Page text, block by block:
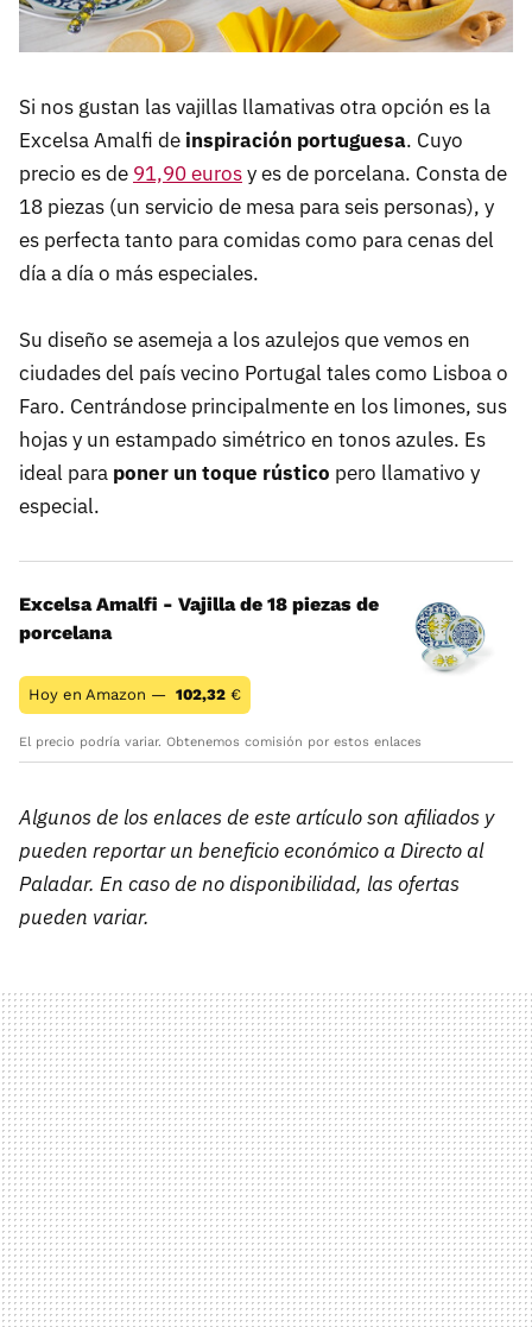
Si nos gustan las vajillas llamativas otra opción es la
Excelsa Amalfi de inspiración portuguesa. Cuyo
precio es de 91,90 eurosy es de porcelana. Consta de
18 piezas (un servicio de mesa para seis personas), y
es perfecta tanto para comidas como para cenas del
día a día o más especiales.
Su diseño se asemeja a los azulejos que vemos en
ciudades del país vecino Portugal tales como Lisboa o
Faro. Centrándose principalmente en los limones, sus
hojas y un estampado simétrico en tonos azules. Es
ideal para poner un toque rústico pero llamativo y
especial.
Excelsa Amalfi - Vajilla de 18 piezas de
porcelana
Hoy en Amazon — 102,32 €
El precio podría variar. Obtenemos comisión por estos enlaces
Algunos de los enlaces de este artículo son afiliados y
pueden reportar un beneficio económico a Directo al
Paladar. En caso de no disponibilidad, las ofertas
pueden variar.